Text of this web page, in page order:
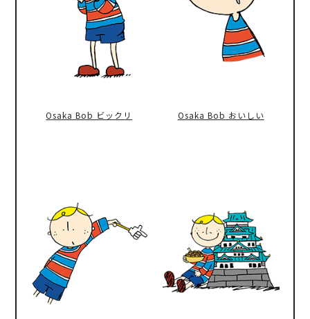
Osaka Bob ビックリ Osaka Bob おいしい